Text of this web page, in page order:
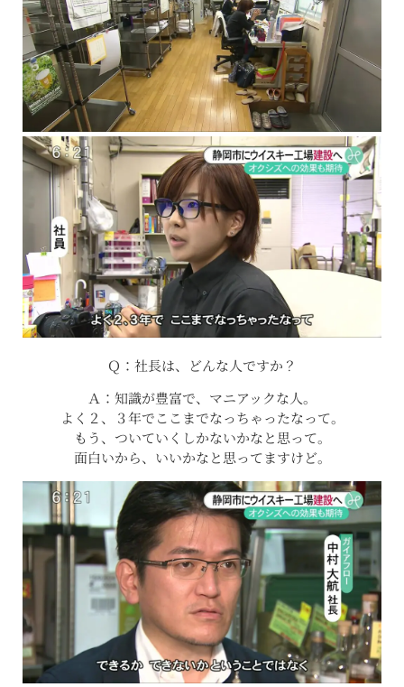
Ｑ：社長は、どんな人ですか？
Ａ：知識が豊富で、マニアックな人。
よく２、３年でここまでなっちゃったなって。
もう、ついていくしかないかなと思って。
面白いから、いいかなと思ってますけど。